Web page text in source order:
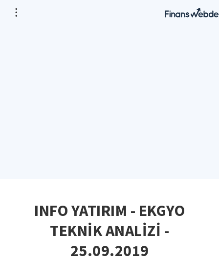
INFO YATIRIM - EKGYO
TEKNİK ANALİZİ -
25.09.2019